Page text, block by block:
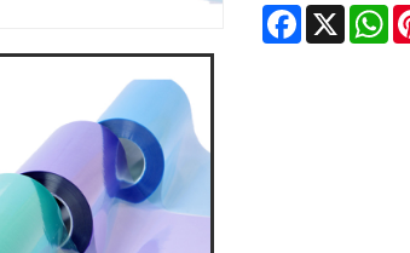
Facebook
X